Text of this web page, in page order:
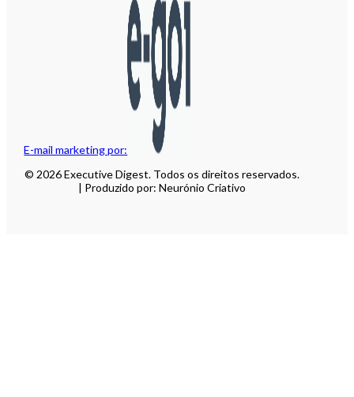
E-mail marketing por:
© 2026 Executive Digest. Todos os direitos reservados.
| Produzido por: Neurónio Criativo